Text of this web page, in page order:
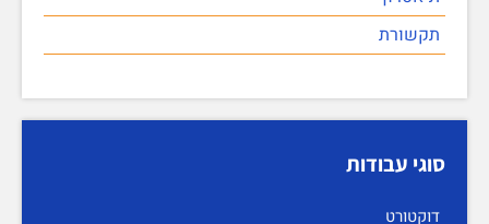
תקשורת
סוגי עבודות
דוקטורט